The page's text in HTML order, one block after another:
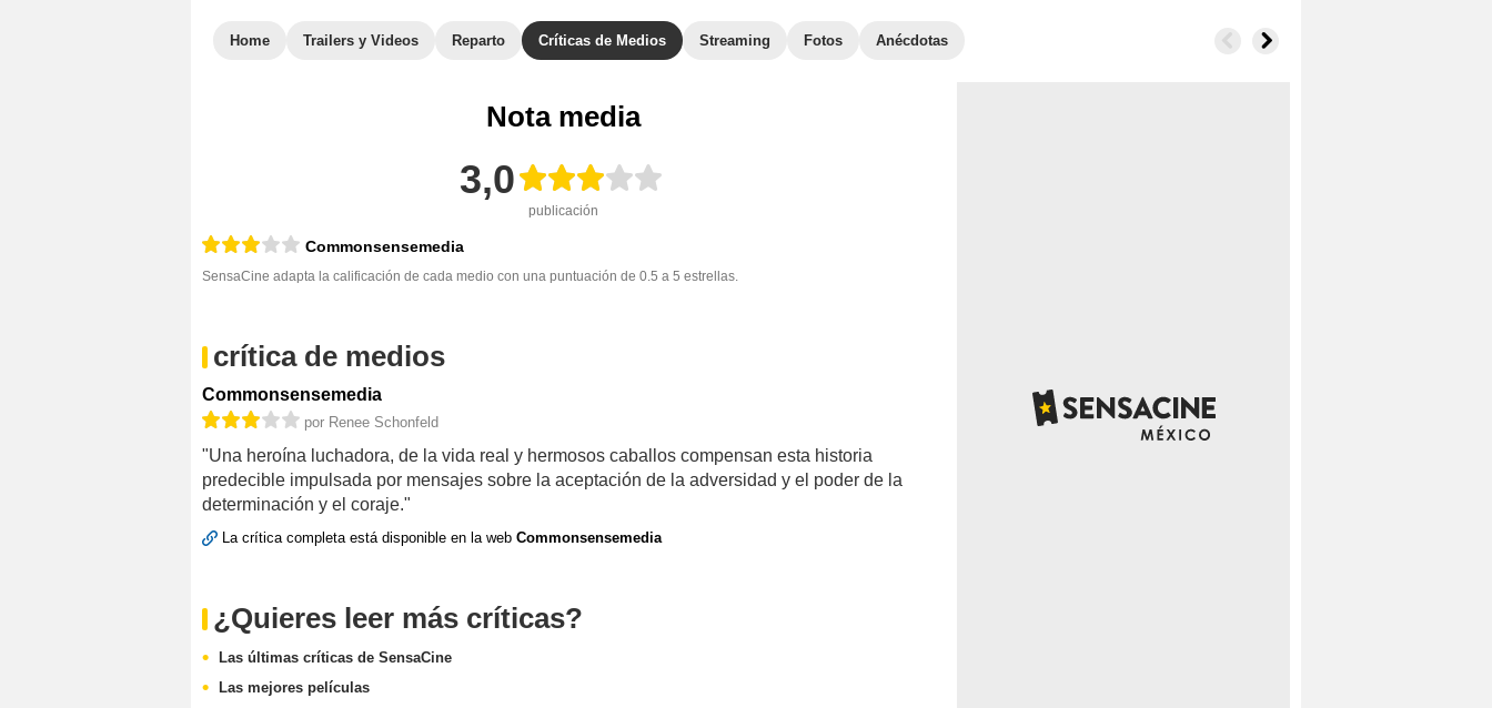
Home Trailers y Videos Reparto Críticas de Medios Streaming Fotos Anécdotas
Nota media
3,0
publicación
Commonsensemedia
SensaCine adapta la calificación de cada medio con una puntuación de 0.5 a 5 estrellas.
crítica de medios
Commonsensemedia
por Renee Schonfeld
"Una heroína luchadora, de la vida real y hermosos caballos compensan esta historia
predecible impulsada por mensajes sobre la aceptación de la adversidad y el poder de la
determinación y el coraje."
La crítica completa está disponible en la web Commonsensemedia
¿Quieres leer más críticas?
Las últimas críticas de SensaCine
Las mejores películas